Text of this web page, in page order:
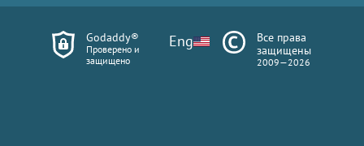
Godaddy®
Проверено и
защищено
Eng
Все права
защищены
2009—2026